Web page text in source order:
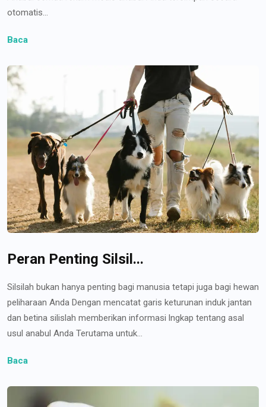
otomatis...
Baca
Peran Penting Silsil...
Silsilah bukan hanya penting bagi manusia tetapi juga bagi hewan
peliharaan Anda Dengan mencatat garis keturunan induk jantan
dan betina silislah memberikan informasi lngkap tentang asal
usul anabul Anda Terutama untuk...
Baca